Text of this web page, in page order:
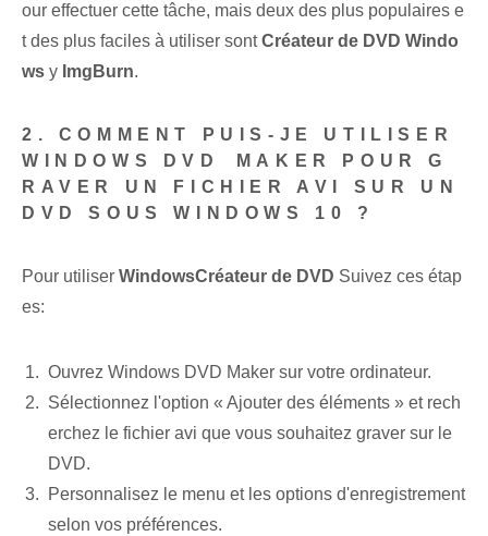
our effectuer cette tâche, mais deux des plus populaires e
t des plus faciles à utiliser sontCréateur de DVD Windo
ws y ImgBurn.
2. COMMENT PUIS-JE UTILISER
WINDOWS DVD⁢ MAKER POUR G
RAVER UN FICHIER AVI SUR UN
DVD SOUS WINDOWS 10 ?
Pour utiliser Windows⁤Créateur de DVD Suivez ces étap
es:
Ouvrez Windows ⁣DVD Maker sur votre ordinateur.
Sélectionnez l'option « Ajouter des éléments » et rech
erchez le fichier avi que vous souhaitez graver sur le
DVD.
Personnalisez le menu et les options d'enregistrement
selon vos préférences.